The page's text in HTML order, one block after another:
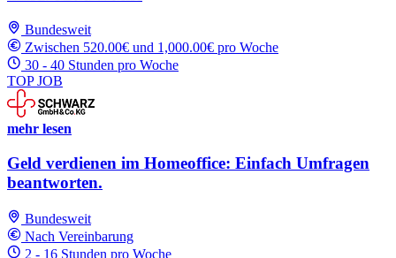
Bundesweit
Zwischen 520.00€ und 1,000.00€ pro Woche
30 - 40 Stunden pro Woche
TOP JOB
mehr lesen
Geld verdienen im Homeoffice: Einfach Umfragen
beantworten.
Bundesweit
Nach Vereinbarung
2 - 16 Stunden pro Woche